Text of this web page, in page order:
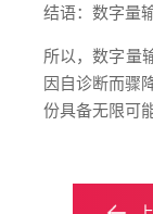
结语：数字量
所以，数字量
因自诊断而骤
份具备无限可